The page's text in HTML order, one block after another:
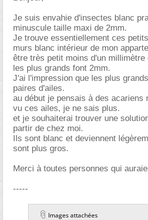
Je suis envahie d'insectes blanc
minuscule taille maxi de 2mm.
Je trouve essentiellement ces
murs blanc intérieur de mon
être très petit moins d'un millimètre
les plus grands font 2mm.
J'ai l'impression que les plus
paires d'ailes.
au début je pensais à des acariens
vu ces ailes, je ne sais plus.
et je souhaiterai trouver une
partir de chez moi.
Ils sont blanc et deviennent
sont plus gros.
Merci à toutes personnes qui
-----
Images attachées